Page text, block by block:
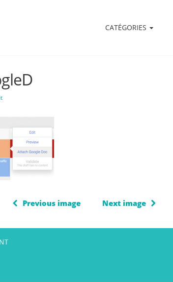
CATÉGORIES
Previous image Next image